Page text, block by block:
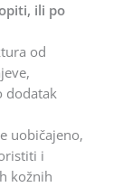
ili po
od
dodatak
uobičajeno,
i
kožnih